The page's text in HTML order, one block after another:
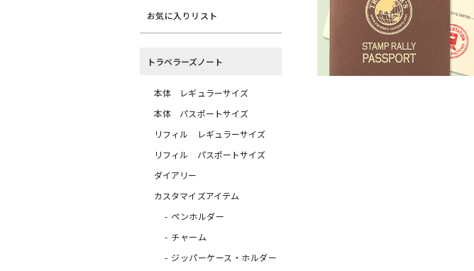
お気に入りリスト
トラベラーズノート
本体 レギュラーサイズ
本体 パスポートサイズ
リフィル レギュラーサイズ
リフィル パスポートサイズ
ダイアリー
カスタマイズアイテム
ペンホルダー
チャーム
ジッパーケース・ホルダー